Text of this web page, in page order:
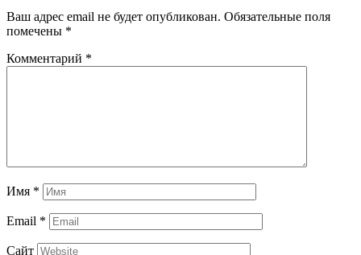
Ваш адрес email не будет опубликован. Обязательные поля
помечены *
Комментарий *
Имя *
Email *
Сайт